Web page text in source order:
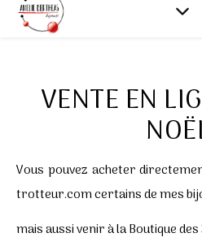
VENTE EN
Vous pouvez acheter
trotteur.comcertains de mes
mais aussi venir à la Boutique